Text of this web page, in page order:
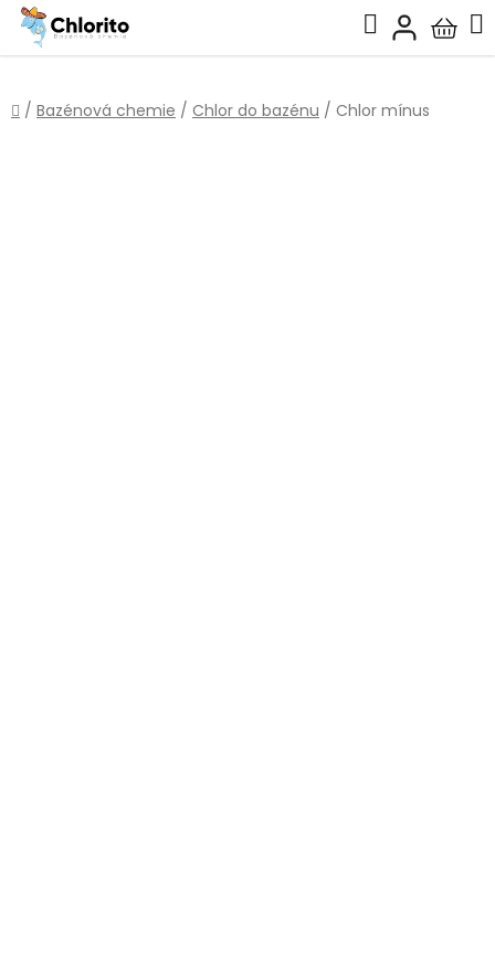
Přejít
obsah
Hledat
košík
Domů
/ Bazénová chemie / Chlor do bazénu / Chlor mínus